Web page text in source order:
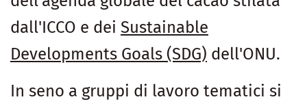
dall'ICCO e dei Sustainable
Developments Goals (SDG) dell'ONU.
In seno a gruppi di lavoro tematici si